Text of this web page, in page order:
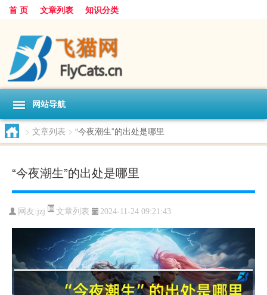
首 页 文章列表 知识分类
网站导航
> 文章列表 > “今夜潮生”的出处是哪里
“今夜潮生”的出处是哪里
网友:jzj 文章列表 2024-11-24 09:21:43